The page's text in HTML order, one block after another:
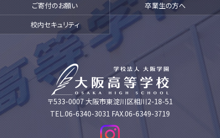
ご寄付のお願い
卒業生の方へ
校内セキュリティ
〒533-0007 大阪市東淀川区相川2-18-51
TEL.06-6340-3031 FAX.06-6349-3719